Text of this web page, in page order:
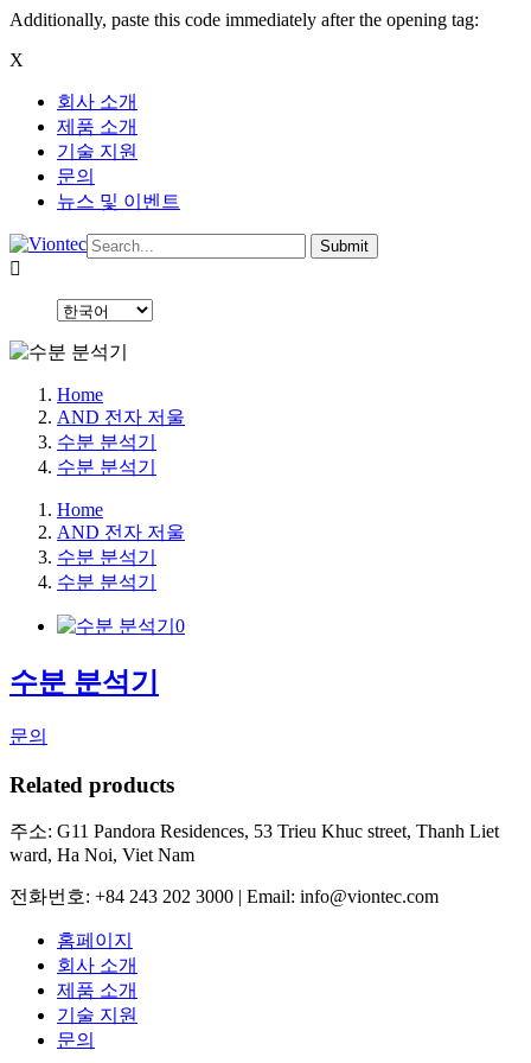
Additionally, paste this code immediately after the opening tag:
X
회사 소개
제품 소개
기술 지원
문의
뉴스 및 이벤트
Home
AND 전자 저울
수분 분석기
수분 분석기
Home
AND 전자 저울
수분 분석기
수분 분석기
수분 분석기
문의
Related products
주소: G11 Pandora Residences, 53 Trieu Khuc street, Thanh Liet
ward, Ha Noi, Viet Nam
전화번호: +84 243 202 3000 | Email: info@viontec.com
홈페이지
회사 소개
제품 소개
기술 지원
문의